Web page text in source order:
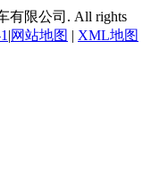
有限公司. All rights
|网站地图 | XML地图